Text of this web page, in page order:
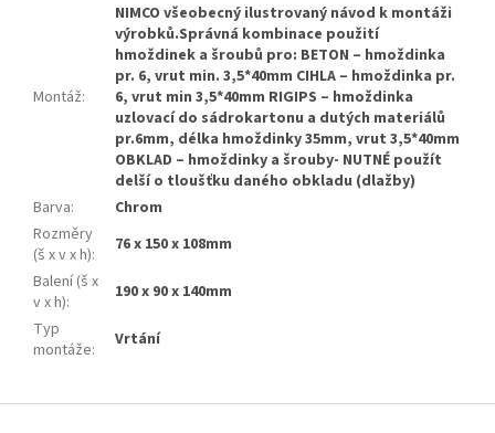
Montáž:
NIMCO všeobecný ilustrovaný návod k montáži
výrobků.Správná kombinace použití
hmoždinek a šroubů pro: BETON – hmoždinka
pr. 6, vrut min. 3,5*40mm CIHLA – hmoždinka pr.
6, vrut min 3,5*40mm RIGIPS – hmoždinka
uzlovací do sádrokartonu a dutých materiálů
pr.6mm, délka hmoždinky 35mm, vrut 3,5*40mm
OBKLAD – hmoždinky a šrouby- NUTNÉ použít
delší o tloušťku daného obkladu (dlažby)
Barva:
Chrom
Rozměry
(š x v x h):
76 x 150 x 108mm
Balení (š x
v x h):
190 x 90 x 140mm
Typ
montáže: Vrtání